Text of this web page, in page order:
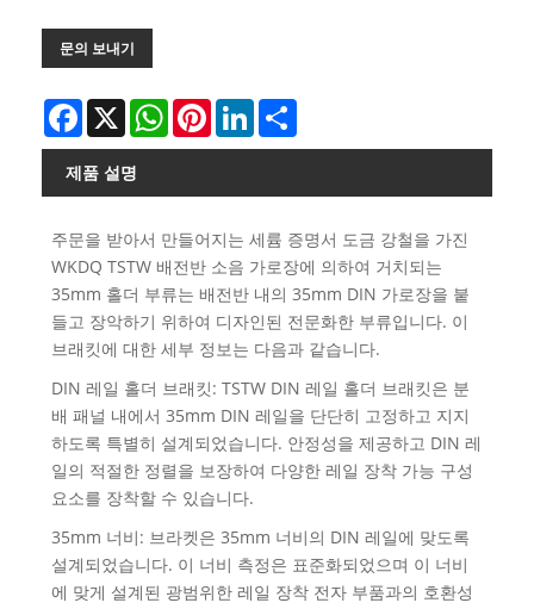
문의 보내기
Facebook
X WhatsAppPinterestLinkedIn
제품 설명
주문을 받아서 만들어지는 세륨 증명서 도금 강철을 가진
WKDQ TSTW 배전반 소음 가로장에 의하여 거치되는
35mm 홀더 부류는 배전반 내의 35mm DIN 가로장을 붙
들고 장악하기 위하여 디자인된 전문화한 부류입니다. 이
브래킷에 대한 세부 정보는 다음과 같습니다.
DIN 레일 홀더 브래킷: TSTW DIN 레일 홀더 브래킷은 분
배 패널 내에서 35mm DIN 레일을 단단히 고정하고 지지
하도록 특별히 설계되었습니다. 안정성을 제공하고 DIN 레
일의 적절한 정렬을 보장하여 다양한 레일 장착 가능 구성
요소를 장착할 수 있습니다.
35mm 너비: 브라켓은 35mm 너비의 DIN 레일에 맞도록
설계되었습니다. 이 너비 측정은 표준화되었으며 이 너비
에 맞게 설계된 광범위한 레일 장착 전자 부품과의 호환성